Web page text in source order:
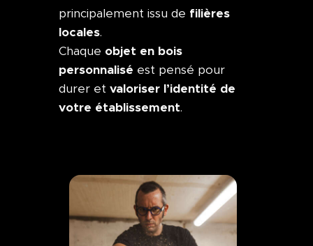
principalement issu de filières
locales.
Chaque objet en bois
personnalisé est pensé pour
durer et valoriser l’identité de
votre établissement.